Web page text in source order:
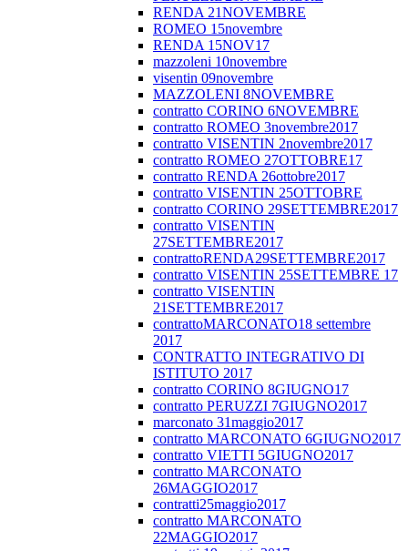
RENDA 21NOVEMBRE
ROMEO 15novembre
RENDA 15NOV17
mazzoleni 10novembre
visentin 09novembre
MAZZOLENI 8NOVEMBRE
contratto CORINO 6NOVEMBRE
contratto ROMEO 3novembre2017
contratto VISENTIN 2novembre2017
contratto ROMEO 27OTTOBRE17
contratto RENDA 26ottobre2017
contratto VISENTIN 25OTTOBRE
contratto CORINO 29SETTEMBRE2017
contratto VISENTIN
27SETTEMBRE2017
contrattoRENDA29SETTEMBRE2017
contratto VISENTIN 25SETTEMBRE 17
contratto VISENTIN
21SETTEMBRE2017
contrattoMARCONATO18 settembre
2017
CONTRATTO INTEGRATIVO DI
ISTITUTO 2017
contratto CORINO 8GIUGNO17
contratto PERUZZI 7GIUGNO2017
marconato 31maggio2017
contratto MARCONATO 6GIUGNO2017
contratto VIETTI 5GIUGNO2017
contratto MARCONATO
26MAGGIO2017
contratti25maggio2017
contratto MARCONATO
22MAGGIO2017